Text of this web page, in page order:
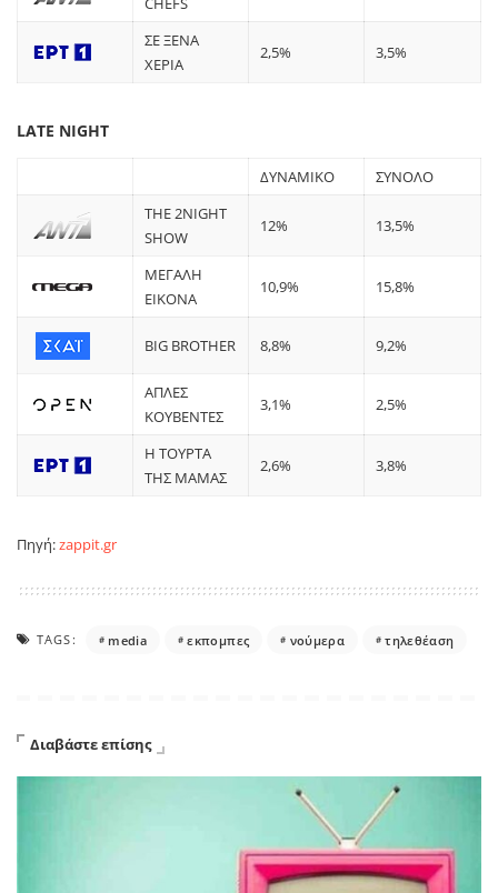
ΣΕ ΞΕΝΑ
ΧΕΡΙΑ
2,5% 3,5%
LATE NIGHT
ΔΥΝΑΜΙΚΟ
ΣΥΝΟΛΟ
ΤHE 2NIGHT
SHOW
12% 13,5%
ΜΕΓΑΛΗ
ΕΙΚΟΝΑ
10,9% 15,8%
BIG BROTHER 8,8% 9,2%
ΑΠΛΕΣ
ΚΟΥΒΕΝΤΕΣ
3,1% 2,5%
Η ΤΟΥΡΤΑ
ΤΗΣ ΜΑΜΑΣ
2,6% 3,8%
Πηγή:zappit.gr
TAGS: media εκπομπες νούμερα τηλεθέαση
Διαβάστε επίσης